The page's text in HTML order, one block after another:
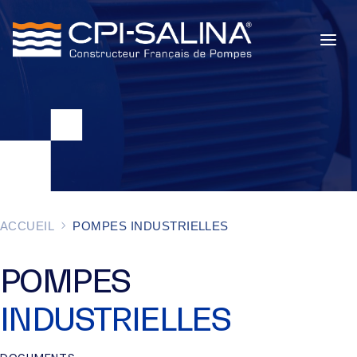
SERVICES
À PROPOS
ACCUEIL POMPES INDUSTRIELLES
POMPES
INDUSTRIELLES